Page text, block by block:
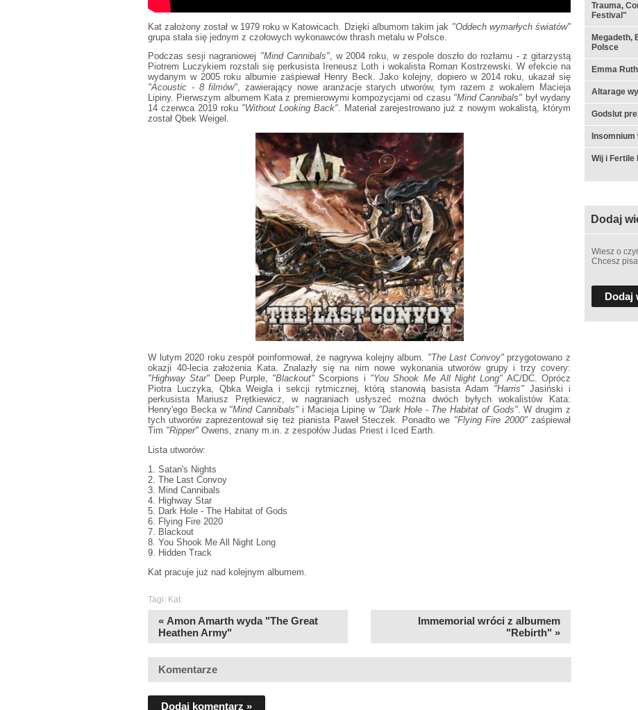
Kat założony został w 1979 roku w Katowicach. Dzięki albumom takim jak "Oddech wymarłych światów"
grupa stała się jednym z czołowych wykonawców thrash metalu w Polsce.
Podczas sesji nagraniowej "Mind Cannibals", w 2004 roku, w zespole doszło do rozłamu - z gitarzystą
Piotrem Luczykiem rozstali się perkusista Ireneusz Loth i wokalista Roman Kostrzewski. W efekcie na
wydanym w 2005 roku albumie zaśpiewał Henry Beck. Jako kolejny, dopiero w 2014 roku, ukazał się
"Acoustic - 8 filmów", zawierający nowe aranżacje starych utworów, tym razem z wokalem Macieja
Lipiny. Pierwszym albumem Kata z premierowymi kompozycjami od czasu "Mind Cannibals" był wydany
14 czerwca 2019 roku "Without Looking Back". Materiał zarejestrowano już z nowym wokalistą, którym
został Qbek Weigel.
W lutym 2020 roku zespół poinformował, że nagrywa kolejny album. "The Last Convoy"przygotowano z
okazji 40-lecia założenia Kata. Znalazły się na nim nowe wykonania utworów grupy i trzy covery:
"Highway Star" Deep Purple, "Blackout" Scorpions i "You Shook Me All Night Long" AC/DC. Oprócz
Piotra Luczyka, Qbka Weigla i sekcji rytmicznej, którą stanowią basista Adam "Harris" Jasiński i
perkusista Mariusz Prętkiewicz, w nagraniach usłyszeć można dwóch byłych wokalistów Kata:
Henry'ego Becka w "Mind Cannibals" i Macieja Lipinę w "Dark Hole - The Habitat of Gods". W drugim z
tych utworów zaprezentował się też pianista Paweł Steczek. Ponadto we "Flying Fire 2000"zaśpiewał
Tim "Ripper" Owens, znany m.in. z zespołów Judas Priest i Iced Earth.
Lista utworów:
1. Satan's Nights
2. The Last Convoy
3. Mind Cannibals
4. Highway Star
5. Dark Hole - The Habitat of Gods
6. Flying Fire 2020
7. Blackout
8. You Shook Me All Night Long
9. Hidden Track
Kat pracuje już nad kolejnym albumem.
Tagi: Kat
« Amon Amarth wyda "The Great
Heathen Army"
Immemorial wróci z albumem
"Rebirth" »
Komentarze
Dodaj komentarz »
Trauma,
Festival"
Megadeth,
Polsce
Emma
Altarage
Godslut
Wij i Fertile
Dodaj
Wiesz o
Chcesz
Dodaj